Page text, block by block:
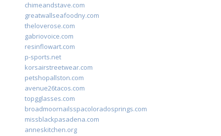
chimeandstave.com
greatwallseafoodny.com
theloverose.com
gabriovoice.com
resinflowart.com
p-sports.net
korsairstreetwear.com
petshopallston.com
avenue26tacos.com
topgglasses.com
broadmoornailsspacoloradosprings.com
missblackpasadena.com
anneskitchen.org